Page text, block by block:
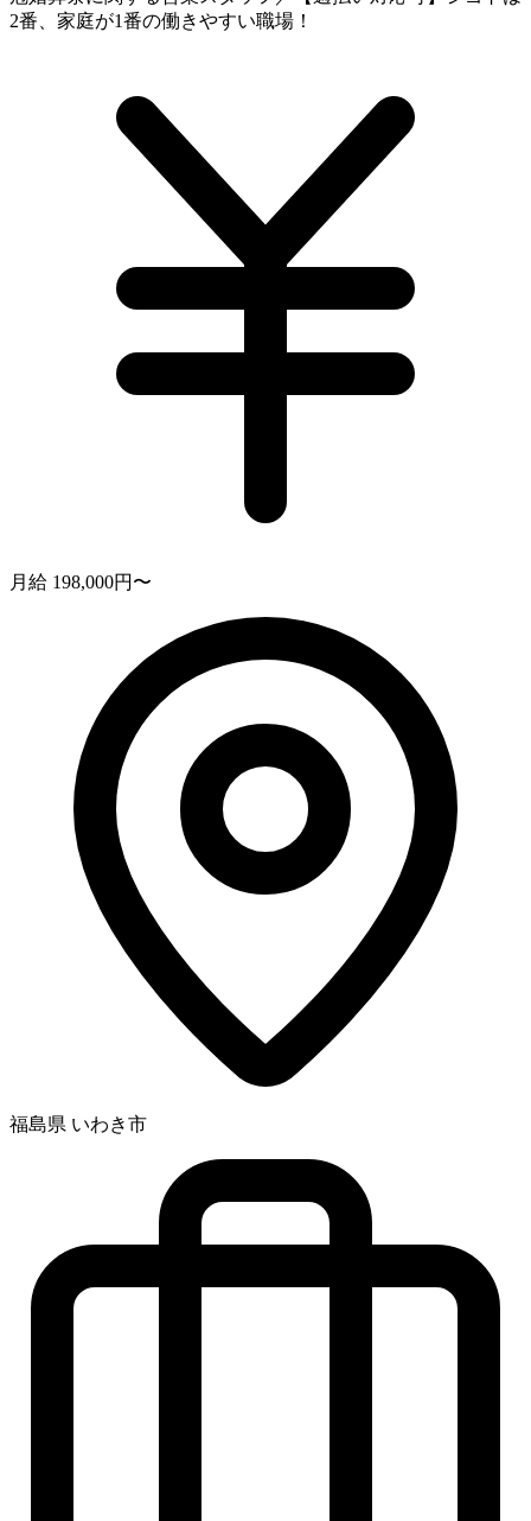
2番、家庭が1番の働きやすい職場！
月給 198,000円〜
福島県 いわき市